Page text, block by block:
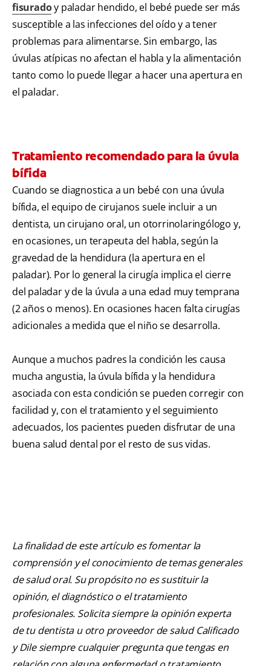
fisuradoy paladar hendido, el bebé puede ser más
susceptible a las infecciones del oído y a tener
problemas para alimentarse. Sin embargo, las
úvulas atípicas no afectan el habla y la alimentación
tanto como lo puede llegar a hacer una apertura en
el paladar.
Tratamiento recomendado para la úvula
bífida
Cuando se diagnostica a un bebé con una úvula
bífida, el equipo de cirujanos suele incluir a un
dentista, un cirujano oral, un otorrinolaringólogo y,
en ocasiones, un terapeuta del habla, según la
gravedad de la hendidura (la apertura en el
paladar). Por lo general la cirugía implica el cierre
del paladar y de la úvula a una edad muy temprana
(2 años o menos). En ocasiones hacen falta cirugías
adicionales a medida que el niño se desarrolla.
Aunque a muchos padres la condición les causa
mucha angustia, la úvula bífida y la hendidura
asociada con esta condición se pueden corregir con
facilidad y, con el tratamiento y el seguimiento
adecuados, los pacientes pueden disfrutar de una
buena salud dental por el resto de sus vidas.
La finalidad de este artículo es fomentar la
comprensión y el conocimiento de temas generales
de salud oral. Su propósito no es sustituir la
opinión, el diagnóstico o el tratamiento
profesionales. Solicita siempre la opinión experta
de tu dentista u otro proveedor de salud Calificado
y Dile siempre cualquier pregunta que tengas en